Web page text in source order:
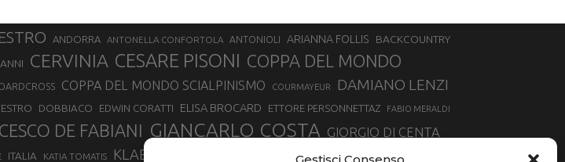
ANDORRA ANTONELLA CONFORTOLA ANTONIOLI ARIANNA FOLLIS
BACKCOUNTRY
CERVINIA CESARE PISONI COPPA DEL MONDO
COPPA DEL MONDO SCIALPINISMO COURMAYEUR DAMIANO LENZI
DOBBIACO EDWIN CORATTI ELISA BROCARD ETTORE PERSONNETTAZ FABIO MERALDI
DE FABIANI GIANCARLO COSTA GIORGIO DI CENTA
ITALIA KATIA TOMATIS KLAEBO LUCA MATTEOTTI MADONNA DI CAMPIGLIO